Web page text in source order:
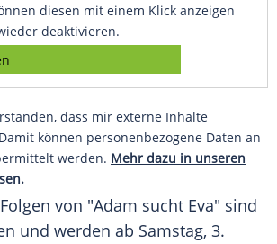
diesen mit einem Klick anzeigen
deaktivieren.
dass mir externe Inhalte
können personenbezogene Daten an
werden. Mehr dazu in unseren
von "Adam sucht Eva" sind
und werden ab Samstag, 3.